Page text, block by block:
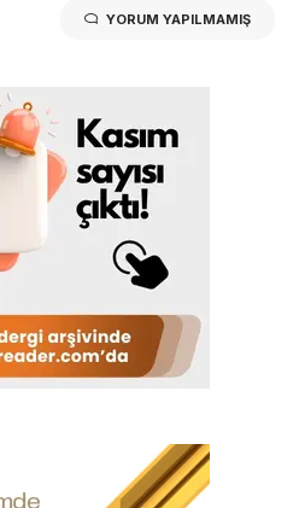
YORUM YAPILMAMIŞ